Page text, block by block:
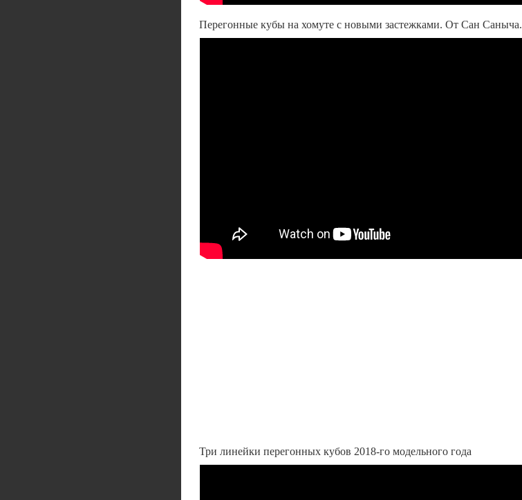
Перегонные кубы на хомуте с новыми застежками. От Сан Саныча.
Три линейки перегонных кубов 2018-го модельного года